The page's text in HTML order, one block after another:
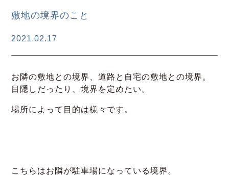
敷地の境界のこと
2021.02.17
お隣の敷地との境界、道路と自宅の敷地との境界。
目隠しだったり、境界を定めたい。
場所によって目的は様々です。
こちらはお隣が駐車場になっている境界。